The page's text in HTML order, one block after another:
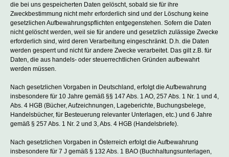
die bei uns gespeicherten Daten gelöscht, sobald sie für ihre
Zweckbestimmung nicht mehr erforderlich sind und der Löschung keine
gesetzlichen Aufbewahrungspflichten entgegenstehen. Sofern die Daten
nicht gelöscht werden, weil sie für andere und gesetzlich zulässige Zwecke
erforderlich sind, wird deren Verarbeitung eingeschränkt. D.h. die Daten
werden gesperrt und nicht für andere Zwecke verarbeitet. Das gilt z.B. für
Daten, die aus handels- oder steuerrechtlichen Gründen aufbewahrt
werden müssen.
Nach gesetzlichen Vorgaben in Deutschland, erfolgt die Aufbewahrung
insbesondere für 10 Jahre gemäß §§ 147 Abs. 1 AO, 257 Abs. 1 Nr. 1 und 4,
Abs. 4 HGB (Bücher, Aufzeichnungen, Lageberichte, Buchungsbelege,
Handelsbücher, für Besteuerung relevanter Unterlagen, etc.) und 6 Jahre
gemäß § 257 Abs. 1 Nr. 2 und 3, Abs. 4 HGB (Handelsbriefe).
Nach gesetzlichen Vorgaben in Österreich erfolgt die Aufbewahrung
insbesondere für 7 J gemäß § 132 Abs. 1 BAO (Buchhaltungsunterlagen,